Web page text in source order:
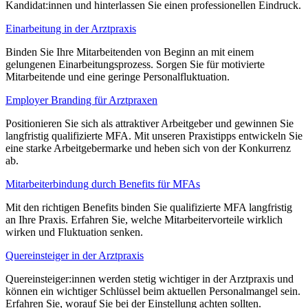
Kandidat:innen und hinterlassen Sie einen professionellen Eindruck.
Einarbeitung in der Arztpraxis
Binden Sie Ihre Mitarbeitenden von Beginn an mit einem
gelungenen Einarbeitungsprozess. Sorgen Sie für motivierte
Mitarbeitende und eine geringe Personalfluktuation.
Employer Branding für Arztpraxen
Positionieren Sie sich als attraktiver Arbeitgeber und gewinnen Sie
langfristig qualifizierte MFA. Mit unseren Praxistipps entwickeln Sie
eine starke Arbeitgebermarke und heben sich von der Konkurrenz
ab.
Mitarbeiterbindung durch Benefits für MFAs
Mit den richtigen Benefits binden Sie qualifizierte MFA langfristig
an Ihre Praxis. Erfahren Sie, welche Mitarbeitervorteile wirklich
wirken und Fluktuation senken.
Quereinsteiger in der Arztpraxis
Quereinsteiger:innen werden stetig wichtiger in der Arztpraxis und
können ein wichtiger Schlüssel beim aktuellen Personalmangel sein.
Erfahren Sie, worauf Sie bei der Einstellung achten sollten.